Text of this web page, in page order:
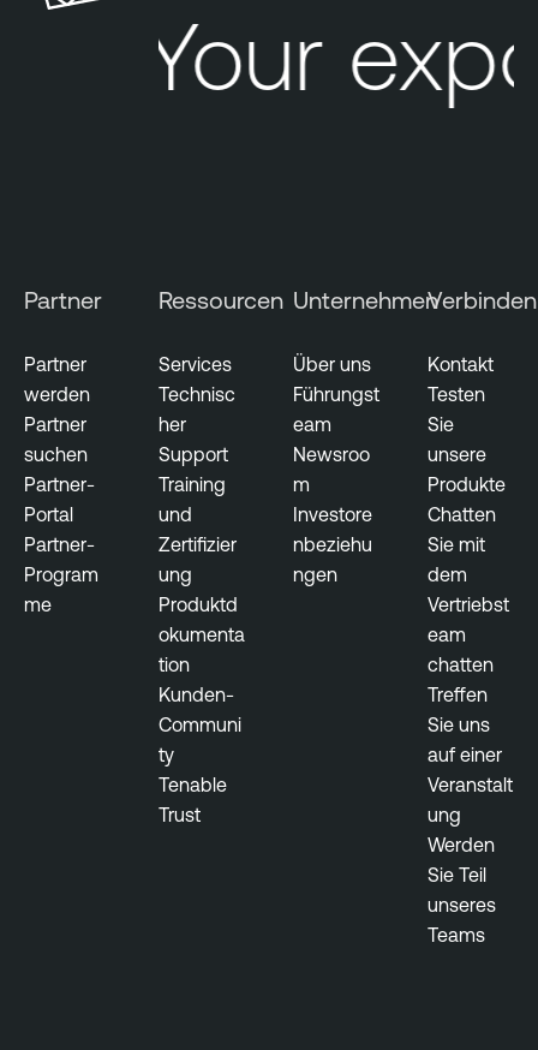
Your
Partner
Partner
werden
Partner
suchen
Partner-
Portal
Partner-
Program
me
Ressourcen
Services
Technisc
her
Support
Training
und
Zertifizier
ung
Produktd
okumenta
tion
Kunden-
Communi
ty
Tenable
Trust
Unternehmen
Über uns
Führungst
eam
Newsroo
m
Investore
nbeziehu
ngen
Verbinden
Kontakt
Testen
Sie
unsere
Produkte
Chatten
Sie mit
dem
Vertriebst
eam
chatten
Treffen
Sie uns
auf einer
Veranstalt
ung
Werden
Sie Teil
unseres
Teams